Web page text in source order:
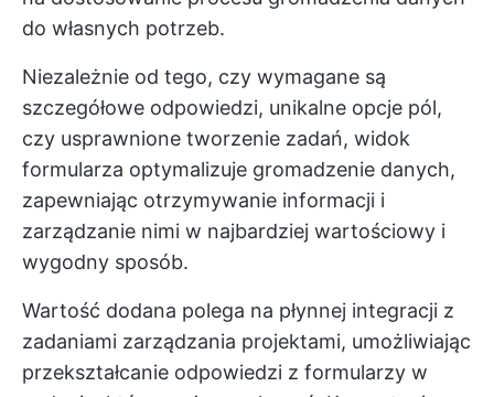
do własnych potrzeb.
Niezależnie od tego, czy wymagane są
szczegółowe odpowiedzi, unikalne opcje pól,
czy usprawnione tworzenie zadań, widok
formularza optymalizuje gromadzenie danych,
zapewniając otrzymywanie informacji i
zarządzanie nimi w najbardziej wartościowy i
wygodny sposób.
Wartość dodana polega na płynnej integracji z
zadaniami zarządzania projektami, umożliwiając
przekształcanie odpowiedzi z formularzy w